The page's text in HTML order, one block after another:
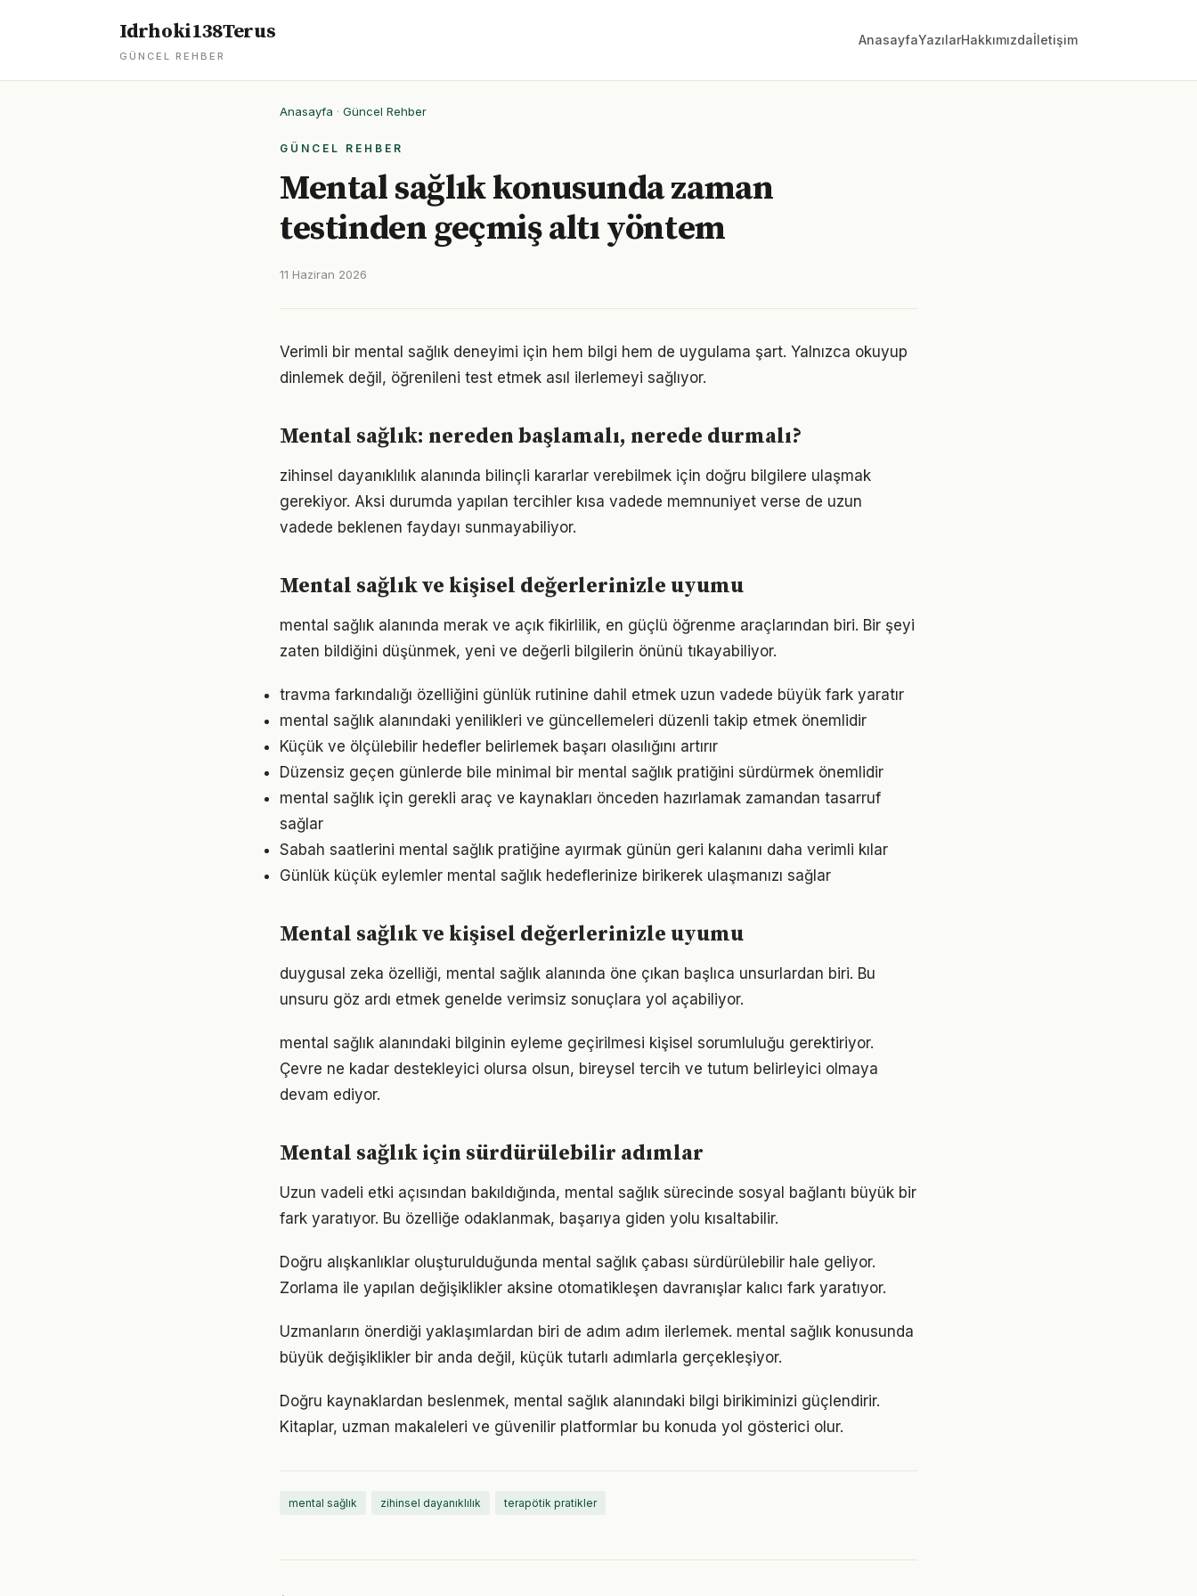
Idrhoki138Terus
GÜNCEL REHBER
AnasayfaYazılarHakkımızdaİletişim
Anasayfa · Güncel Rehber
GÜNCEL REHBER
Mental sağlık konusunda zaman
testinden geçmiş altı yöntem
11 Haziran 2026
Verimli bir mental sağlık deneyimi için hem bilgi hem de uygulama şart. Yalnızca okuyup
dinlemek değil, öğrenileni test etmek asıl ilerlemeyi sağlıyor.
Mental sağlık: nereden başlamalı, nerede durmalı?
zihinsel dayanıklılık alanında bilinçli kararlar verebilmek için doğru bilgilere ulaşmak
gerekiyor. Aksi durumda yapılan tercihler kısa vadede memnuniyet verse de uzun
vadede beklenen faydayı sunmayabiliyor.
Mental sağlık ve kişisel değerlerinizle uyumu
mental sağlık alanında merak ve açık fikirlilik, en güçlü öğrenme araçlarından biri. Bir şeyi
zaten bildiğini düşünmek, yeni ve değerli bilgilerin önünü tıkayabiliyor.
travma farkındalığı özelliğini günlük rutinine dahil etmek uzun vadede büyük fark yaratır
mental sağlık alanındaki yenilikleri ve güncellemeleri düzenli takip etmek önemlidir
Küçük ve ölçülebilir hedefler belirlemek başarı olasılığını artırır
Düzensiz geçen günlerde bile minimal bir mental sağlık pratiğini sürdürmek önemlidir
mental sağlık için gerekli araç ve kaynakları önceden hazırlamak zamandan tasarruf
sağlar
Sabah saatlerini mental sağlık pratiğine ayırmak günün geri kalanını daha verimli kılar
Günlük küçük eylemler mental sağlık hedeflerinize birikerek ulaşmanızı sağlar
Mental sağlık ve kişisel değerlerinizle uyumu
duygusal zeka özelliği, mental sağlık alanında öne çıkan başlıca unsurlardan biri. Bu
unsuru göz ardı etmek genelde verimsiz sonuçlara yol açabiliyor.
mental sağlık alanındaki bilginin eyleme geçirilmesi kişisel sorumluluğu gerektiriyor.
Çevre ne kadar destekleyici olursa olsun, bireysel tercih ve tutum belirleyici olmaya
devam ediyor.
Mental sağlık için sürdürülebilir adımlar
Uzun vadeli etki açısından bakıldığında, mental sağlık sürecinde sosyal bağlantı büyük bir
fark yaratıyor. Bu özelliğe odaklanmak, başarıya giden yolu kısaltabilir.
Doğru alışkanlıklar oluşturulduğunda mental sağlık çabası sürdürülebilir hale geliyor.
Zorlama ile yapılan değişiklikler aksine otomatikleşen davranışlar kalıcı fark yaratıyor.
Uzmanların önerdiği yaklaşımlardan biri de adım adım ilerlemek. mental sağlık konusunda
büyük değişiklikler bir anda değil, küçük tutarlı adımlarla gerçekleşiyor.
Doğru kaynaklardan beslenmek, mental sağlık alanındaki bilgi birikiminizi güçlendirir.
Kitaplar, uzman makaleleri ve güvenilir platformlar bu konuda yol gösterici olur.
mental sağlık zihinsel dayanıklılık terapötik pratikler